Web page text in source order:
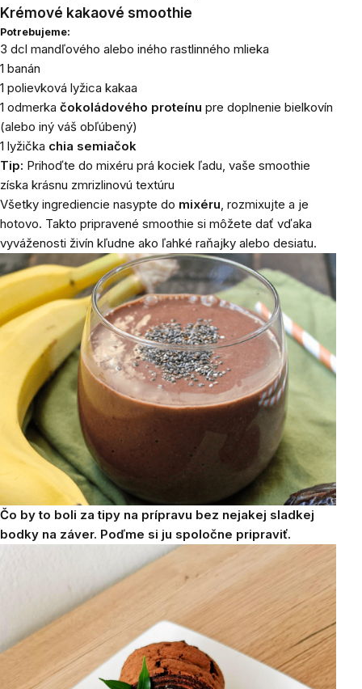
Krémové kakaové smoothie
Potrebujeme:
3 dcl mandľového alebo iného rastlinného mlieka
1 banán
1 polievková lyžica kakaa
1 odmerka čokoládového proteínu pre doplnenie bielkovín
(alebo iný váš obľúbený)
1 lyžička chia semiačok
Tip: Prihoďte do mixéru prá kociek ľadu, vaše smoothie
získa krásnu zmrizlinovú textúru
Všetky ingrediencie nasypte do mixéru , rozmixujte a je
hotovo. Takto pripravené smoothie si môžete dať vďaka
vyváženosti živín kľudne ako ľahké raňajky alebo desiatu.
Čo by to boli za tipy na prípravu bez nejakej sladkej
bodky na záver. Poďme si ju spoločne pripraviť.